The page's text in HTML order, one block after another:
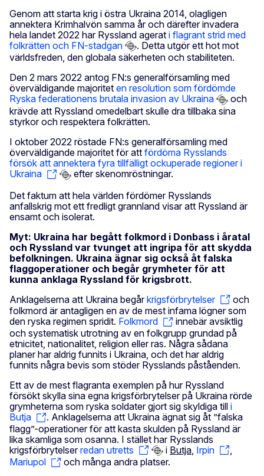
Genom att starta krig i östra Ukraina 2014, olagligen
annektera Krimhalvön samma år och därefter invadera
hela landet 2022 har Ryssland agerat i flagrant strid med
folkrätten och FN-stadgan
. Detta utgör ett hot mot
världsfreden, den globala säkerheten och stabiliteten.
Den 2 mars 2022 antog FN:s generalförsamling med
överväldigande majoritet en resolution som fördömde
Ryska federationens brutala invasion av Ukraina
och
krävde att Ryssland omedelbart skulle dra tillbaka sina
styrkor och respektera folkrätten.
I oktober 2022 röstade FN:s generalförsamling med
överväldigande majoritet för att fördöma Rysslands
försök att annektera fyra tillfälligt ockuperade regioner i
Ukraina
efter skenomröstningar.
Det faktum att hela världen fördömer Rysslands
anfallskrig mot ett fredligt grannland visar att Ryssland är
ensamt och isolerat.
Myt: Ukraina har begått folkmord i Donbass i åratal
och Ryssland var tvunget att ingripa för att skydda
befolkningen. Ukraina ägnar sig också åt falska
flaggoperationer och begår grymheter för att
kunna anklaga Ryssland för krigsbrott.
Anklagelserna att Ukraina begårkrigsförbrytelser
och
folkmord är antagligen en av de mest infama lögner som
den ryska regimen spridit. Folkmord
innebär avsiktlig
och systematisk utrotning av en folkgrupp grundad på
etnicitet, nationalitet, religion eller ras. Några sådana
planer har aldrig funnits i Ukraina, och det har aldrig
funnits några bevis som stöder Rysslands påståenden.
Ett av de mest flagranta exemplen på hur Ryssland
försökt skylla sina egna krigsförbrytelser på Ukraina rörde
grymheterna som ryska soldater gjort sig skyldiga till i
Butja
. Anklagelserna att Ukraina ägnat sig åt ”falska
flagg”-operationer för att kasta skulden på Ryssland är
lika skamliga som osanna. I stället har Rysslands
krigsförbrytelserredan utretts i Butja Irpin
Mariupol
och många andra platser.